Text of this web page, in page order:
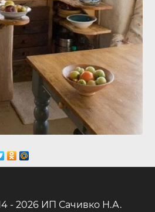
- 2026 ИП Сачивко Н.А.